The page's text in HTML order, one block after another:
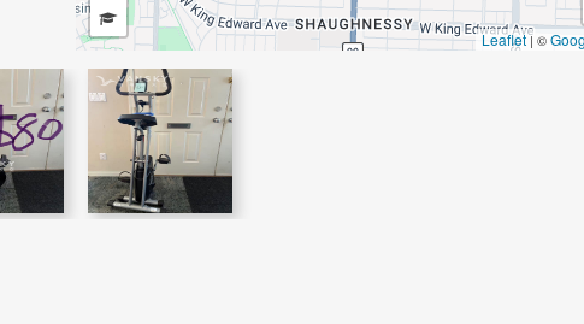
Leaflet| ©